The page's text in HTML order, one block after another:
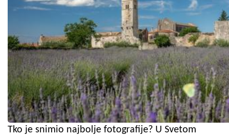
Tko je snimio najbolje fotografije? U Svetom